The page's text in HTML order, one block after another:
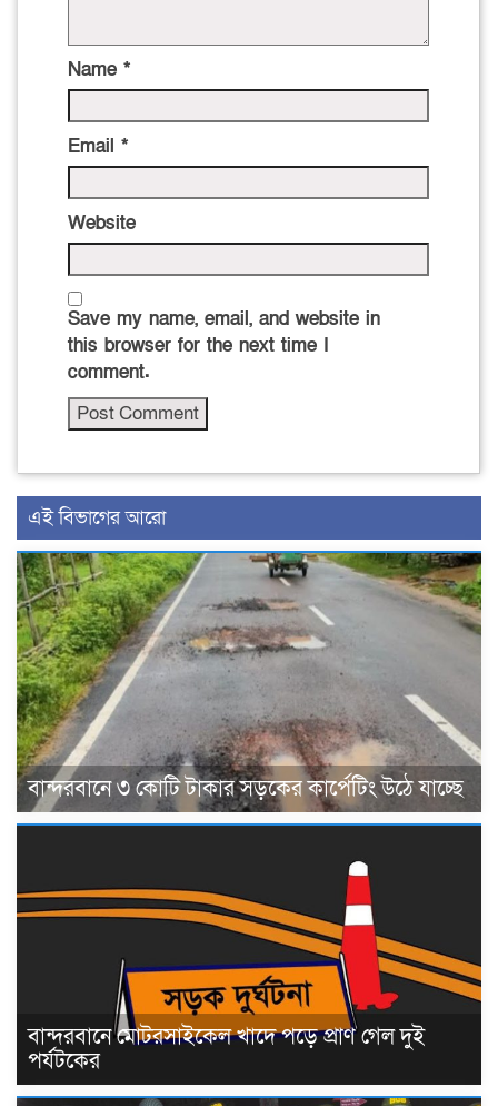
Name *
Email *
Website
Save my name, email, and website in
this browser for the next time I
comment.
এই বিভাগের আরো
বান্দরবানে ৩ কোটি টাকার সড়কের কার্পেটিং উঠে যাচ্ছে
বান্দরবানে মোটরসাইকেল খাদে পড়ে প্রাণ গেল দুই
পর্যটকের